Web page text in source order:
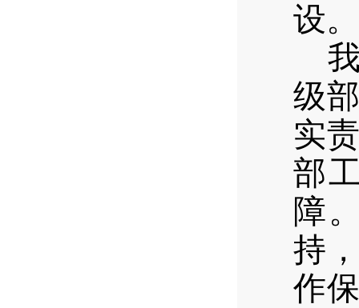
设。
级
实
部
障
持
作